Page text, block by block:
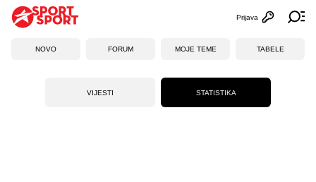
Otvori
Prijava
NOVO FORUM MOJE TEME TABELE
VIJESTI STATISTIKA